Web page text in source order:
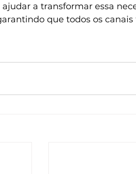
ajudar a transformar essa
que todos os